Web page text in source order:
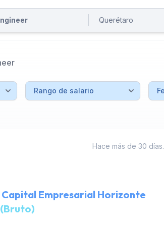
Hace más de 30 días.
Empresarial Horizonte